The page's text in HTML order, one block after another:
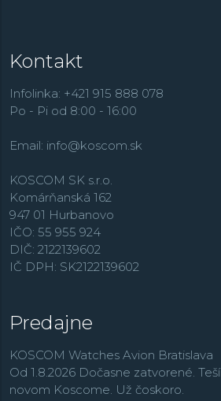
Kontakt
Infolinka: +421 915 888 078
Po - Pi od 8:00 - 16:00
Email: info@koscom.sk
KOSCOM SK s.r.o.
Komárňanská 162
947 01 Hurbanovo
IČO: 55 955 924
DIČ: 2122139602
IČ DPH: SK2122139602
Predajne
KOSCOM Watches Avion Bratislava
Od 1.8.2026 Dočasne zatvorené.
novom Koscome. Už čoskoro.